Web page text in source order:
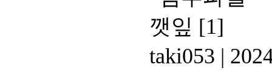
깻잎 [1]
taki053 |